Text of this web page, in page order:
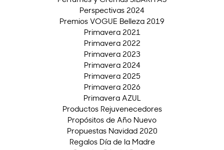
Perspectivas 2024
Premios VOGUE Belleza 2019
Primavera 2021
Primavera 2022
Primavera 2023
Primavera 2024
Primavera 2025
Primavera 2026
Primavera AZUL
Productos Rejuvenecedores
Propósitos de Año Nuevo
Propuestas Navidad 2020
Regalos Día de la Madre